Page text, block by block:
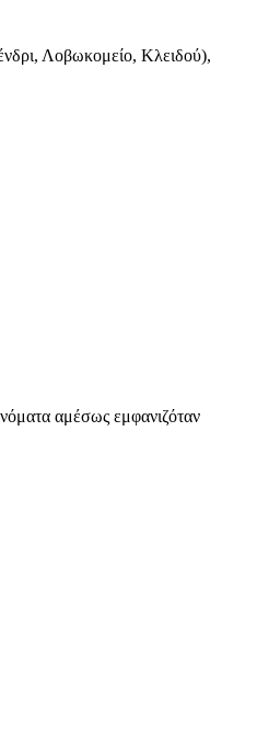
Λοβωκομείο, Κλειδού),
αμέσως εμφανιζόταν